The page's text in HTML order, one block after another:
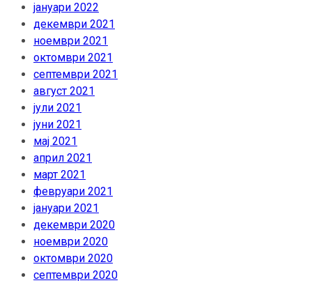
јануари 2022
декември 2021
ноември 2021
октомври 2021
септември 2021
август 2021
јули 2021
јуни 2021
мај 2021
април 2021
март 2021
февруари 2021
јануари 2021
декември 2020
ноември 2020
октомври 2020
септември 2020